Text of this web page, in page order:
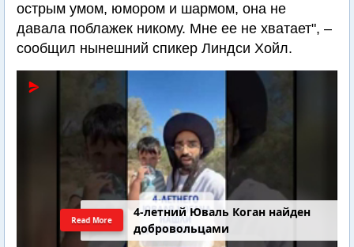
острым умом, юмором и шармом, она не
давала поблажек никому. Мне ее не хватает", –
сообщил нынешний спикер Линдси Хойл.
4-летний Юваль Коган найден
добровольцами
Read More